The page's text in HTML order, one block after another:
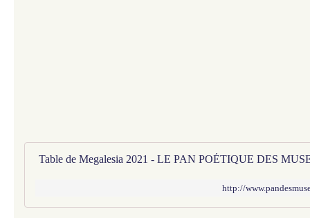
Table de Megalesia 2021 - LE PAN POÉTIQUE DES
http://